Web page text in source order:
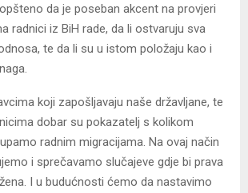
da je poseban akcent na provjeri
radnici iz BiH rade, da li ostvaruju sva
te da li su u istom položaju kao i
koji zapošljavaju naše državljane, te
dobar su pokazatelj s kolikom
radnim migracijama. Na ovaj način
i sprečavamo slučajeve gdje bi prava
I u budućnosti ćemo da nastavimo